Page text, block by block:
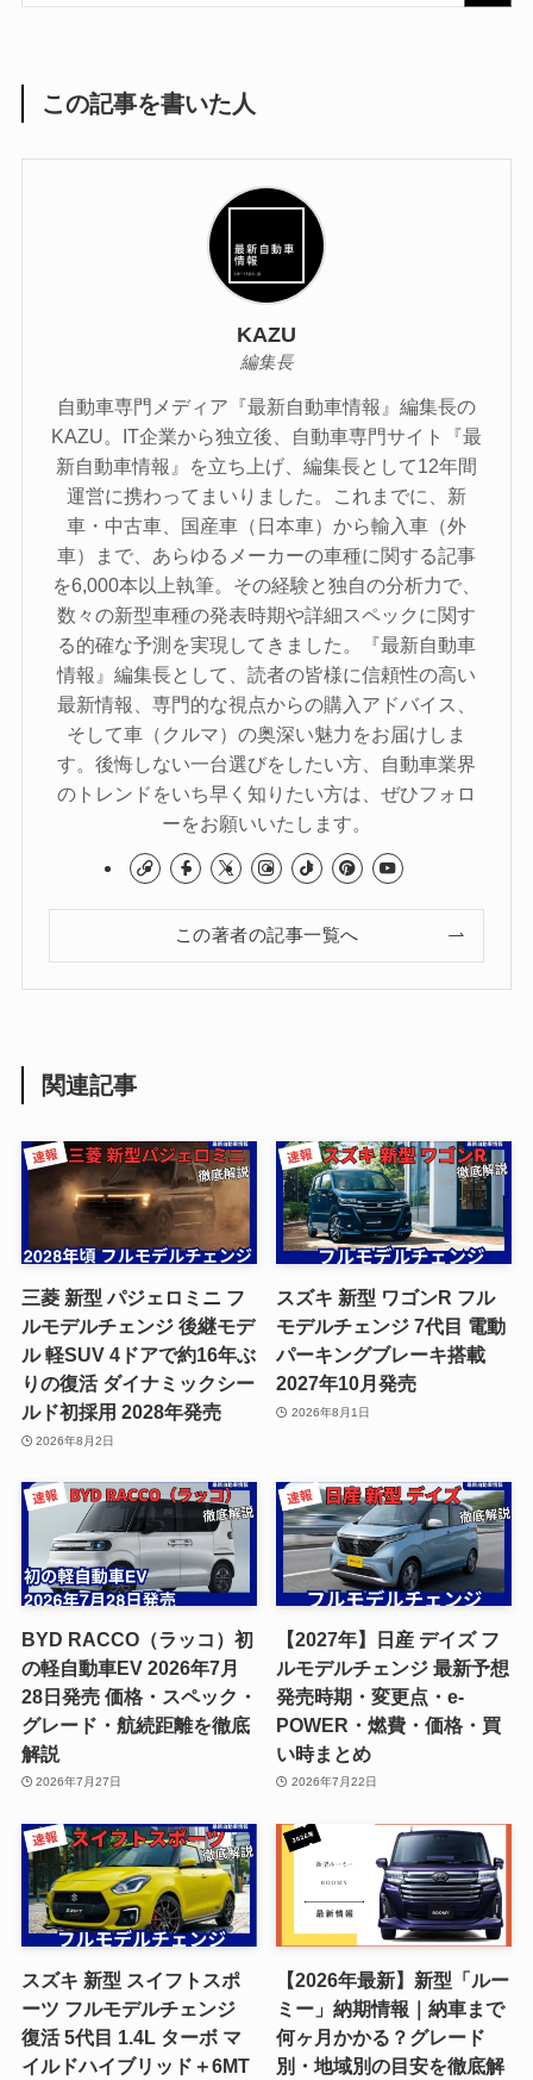
この記事を書いた人
KAZU
編集長
自動車専門メディア『最新自動車情報』編集長の
KAZU。IT企業から独立後、自動車専門サイト『最
新自動車情報』を立ち上げ、編集長として12年間
運営に携わってまいりました。これまでに、新
車・中古車、国産車（日本車）から輸入車（外
車）まで、あらゆるメーカーの車種に関する記事
を6,000本以上執筆。その経験と独自の分析力で、
数々の新型車種の発表時期や詳細スペックに関す
る的確な予測を実現してきました。『最新自動車
情報』編集長として、読者の皆様に信頼性の高い
最新情報、専門的な視点からの購入アドバイス、
そして車（クルマ）の奥深い魅力をお届けしま
す。後悔しない一台選びをしたい方、自動車業界
のトレンドをいち早く知りたい方は、ぜひフォロ
ーをお願いいたします。
この著者の記事一覧へ
関連記事
三菱 新型 パジェロミニ フ
ルモデルチェンジ 後継モデ
ル 軽SUV 4ドアで約16年ぶ
りの復活 ダイナミックシー
ルド初採用 2028年発売
2026年8月2日
スズキ 新型 ワゴンR フル
モデルチェンジ 7代目 電動
パーキングブレーキ搭載
2027年10月発売
2026年8月1日
BYD RACCO（ラッコ）初
の軽自動車EV 2026年7月
28日発売 価格・スペック・
グレード・航続距離を徹底
解説
2026年7月27日
【2027年】日産 デイズ フ
ルモデルチェンジ 最新予想
発売時期・変更点・e-
POWER・燃費・価格・買
い時まとめ
2026年7月22日
スズキ 新型 スイフトスポ
ーツ フルモデルチェンジ
復活 5代目 1.4L ターボ マ
イルドハイブリッド＋6MT
【2026年最新】新型「ルー
ミー」納期情報｜納車まで
何ヶ月かかる？グレード
別・地域別の目安を徹底解